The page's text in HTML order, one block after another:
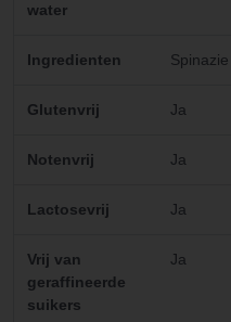
water
Ingredienten Spinazie
Glutenvrij Ja
Notenvrij Ja
Lactosevrij Ja
Vrij van
geraffineerde
suikers
Ja